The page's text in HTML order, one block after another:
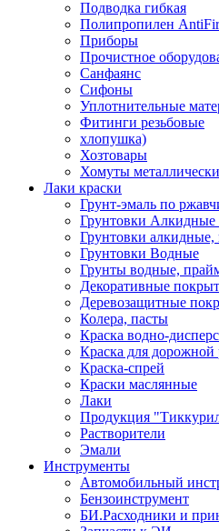
Подводка гибкая
Полипропилен
Приборы
Прочистное
Санфаянс
Сифоны
Уплотнительные
Фитинги резьбовые
хлопушка)
Хозтовары
Хомуты
Лаки краски
Грунт-эмаль по
Грунтовки Алкидные
Грунтовки алкидные,
Грунтовки Водные
Грунты водные,
Декоративные
Деревозащитные
Колера, пасты
Краска водно-
Краска для дорожной
Краска-спрей
Краски маслянные
Лаки
Продукция
Растворители
Эмали
Инструменты
Автомобильный
Бензоинструмент
БИ.Расходники и